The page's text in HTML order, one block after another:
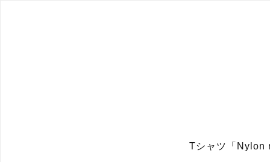
Tシャツ「Nylon